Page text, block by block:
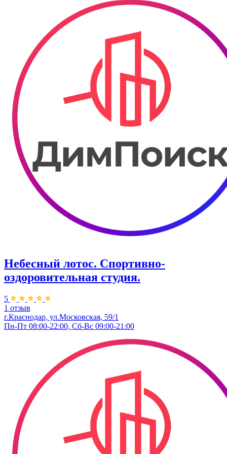
Небесный лотос. Спортивно-
оздоровительная студия.
5
1 отзыв
г.Краснодар, ул.Московская, 59/1
Пн-Пт 08:00-22:00, Сб-Вс 09:00-21:00